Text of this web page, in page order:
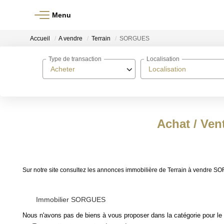
Menu
Accueil A vendre Terrain SORGUES
Acheter
Type de transaction
Localisation
Localisation
Achat /
Sur notre site consultez les annonces immobilière de Terrain à vendre
Immobilier SORGUES
Nous n'avons pas de biens à vous proposer dans la catégorie pour